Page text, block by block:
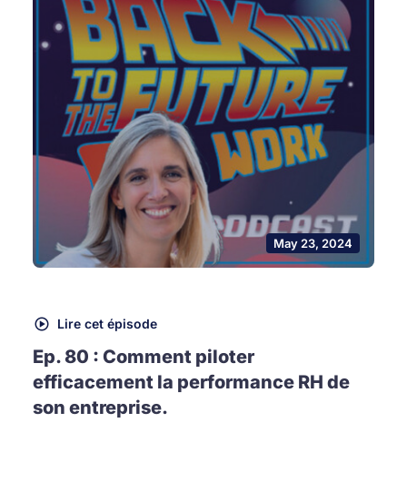
May 23, 2024
Lire cet épisode
Ep. 80 : Comment piloter
efficacement la performance RH de
son entreprise.